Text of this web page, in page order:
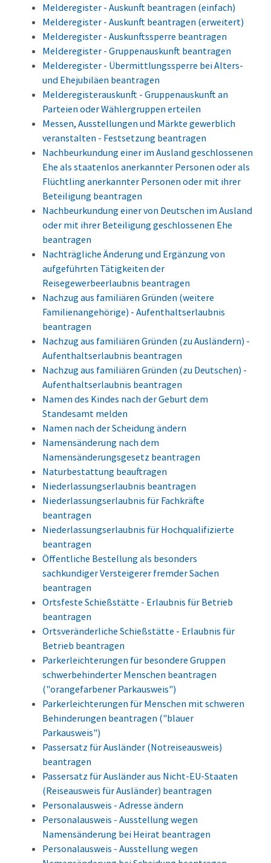
Melderegister - Auskunft beantragen (einfach)
Melderegister - Auskunft beantragen (erweitert)
Melderegister - Auskunftssperre beantragen
Melderegister - Gruppenauskunft beantragen
Melderegister - Übermittlungssperre bei Alters-
und Ehejubiläen beantragen
Melderegisterauskunft - Gruppenauskunft an
Parteien oder Wählergruppen erteilen
Messen, Ausstellungen und Märkte gewerblich
veranstalten - Festsetzung beantragen
Nachbeurkundung einer im Ausland geschlossenen
Ehe als staatenlos anerkannter Personen oder als
Flüchtling anerkannter Personen oder mit ihrer
Beteiligung beantragen
Nachbeurkundung einer von Deutschen im Ausland
oder mit ihrer Beteiligung geschlossenen Ehe
beantragen
Nachträgliche Änderung und Ergänzung von
aufgeführten Tätigkeiten der
Reisegewerbeerlaubnis beantragen
Nachzug aus familiären Gründen (weitere
Familienangehörige) - Aufenthaltserlaubnis
beantragen
Nachzug aus familiären Gründen (zu Ausländern) -
Aufenthaltserlaubnis beantragen
Nachzug aus familiären Gründen (zu Deutschen) -
Aufenthaltserlaubnis beantragen
Namen des Kindes nach der Geburt dem
Standesamt melden
Namen nach der Scheidung ändern
Namensänderung nach dem
Namensänderungsgesetz beantragen
Naturbestattung beauftragen
Niederlassungserlaubnis beantragen
Niederlassungserlaubnis für Fachkräfte
beantragen
Niederlassungserlaubnis für Hochqualifizierte
beantragen
Öffentliche Bestellung als besonders
sachkundiger Versteigerer fremder Sachen
beantragen
Ortsfeste Schießstätte - Erlaubnis für Betrieb
beantragen
Ortsveränderliche Schießstätte - Erlaubnis für
Betrieb beantragen
Parkerleichterungen für besondere Gruppen
schwerbehinderter Menschen beantragen
("orangefarbener Parkausweis")
Parkerleichterungen für Menschen mit schweren
Behinderungen beantragen ("blauer
Parkausweis")
Passersatz für Ausländer (Notreiseausweis)
beantragen
Passersatz für Ausländer aus Nicht-EU-Staaten
(Reiseausweis für Ausländer) beantragen
Personalausweis - Adresse ändern
Personalausweis - Ausstellung wegen
Namensänderung bei Heirat beantragen
Personalausweis - Ausstellung wegen